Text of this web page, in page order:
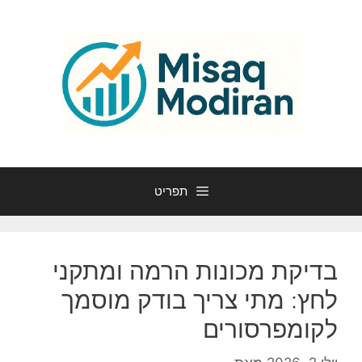
תפריט
בדיקת מכונות הרמה ומתקני
לחץ: מתי צריך בודק מוסמך
לקומפרסורים